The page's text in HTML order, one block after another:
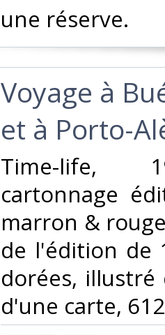
une réserve. ‎
‎Voyage à
et à Porto-
‎Time-life,
cartonnage
marron &
de l'édition de
dorées,
d'une carte,